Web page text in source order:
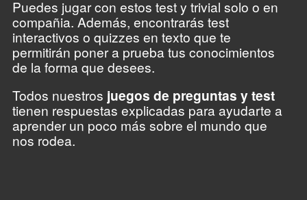
Puedes jugar con estos test y trivial solo o en
compañia. Además, encontrarás test
interactivos o quizzes en texto que te
permitirán poner a prueba tus conocimientos
de la forma que desees.
Todos nuestros juegos de preguntas y test
tienen respuestas explicadas para ayudarte a
aprender un poco más sobre el mundo que
nos rodea.